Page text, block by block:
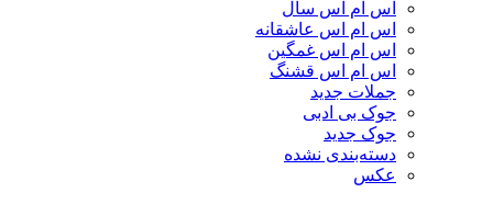
اس ام اس سال
اس ام اس عاشقانه
اس ام اس غمگین
اس ام اس قشنگ
جملات جدید
جوک بی ادبی
جوک جدید
دسته‌بندی نشده
عکس